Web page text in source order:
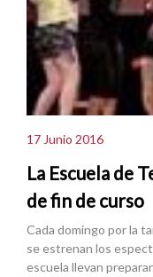
17 Junio 2016
La Escuela de
de fin de curso
Cada domingo por la
se estrenan los
escuela llevan